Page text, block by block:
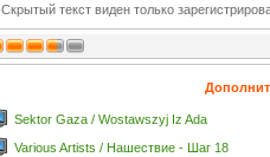
Скрытый текст виден только
Sektor Gaza / Wostawszyj Iz Ada
Various Artists / Нашествие - Шаг 18